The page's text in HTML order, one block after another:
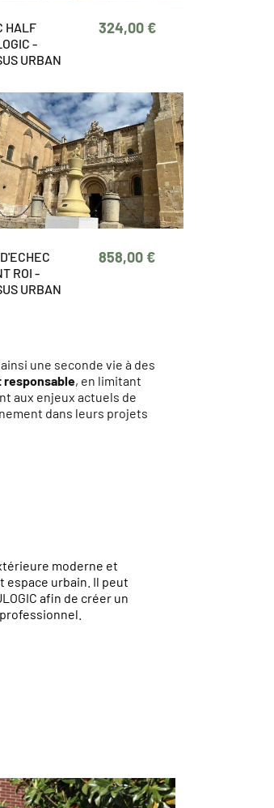
HALF
-
URBAN
324,00 €
ROI -
URBAN
858,00 €
une seconde vie à des
, en limitant
aux enjeux actuels de
dans leurs projets
moderne et
espace urbain. Il peut
afin de créer un